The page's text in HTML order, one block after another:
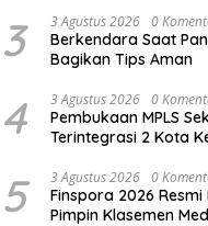
Sultra Terus Maju, Namun
Infrastruktur Pariwisata dan
Perikanan Masih Jadi
Tantangan
3 3 Agustus 2026 0
Berkendara Saat
Bagikan Tips Aman
4 3 Agustus 2026 0
Pembukaan MPLS
Terintegrasi 2 Kota
5 3 Agustus 2026 0
Finspora 2026
Pimpin Klasemen